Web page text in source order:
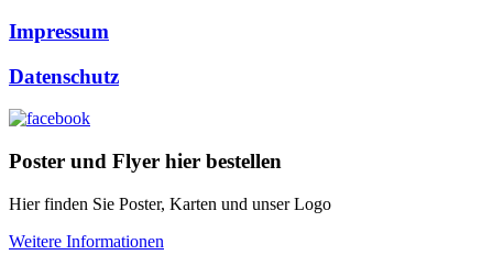
Impressum
Datenschutz
Poster und Flyer hier bestellen
Hier finden Sie Poster, Karten und unser Logo
Weitere Informationen